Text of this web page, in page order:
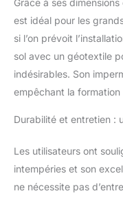
Grâce à ses
est idéal pour les
si l’on prévoit
sol avec un géotextile
indésirables. Son
empêchant la formation
Durabilité et entretien :
Les utilisateurs ont
intempéries et son
ne nécessite pas